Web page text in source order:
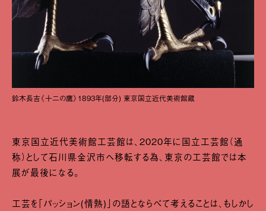
鈴木⻑吉《十二の鷹》1893年(部分) 東京国立近代美術館蔵
東京国立近代美術館工芸館は、2020年に国立工芸館（通
称）として石川県金沢市へ移転する為、東京の工芸館では本
展が最後になる。
工芸を「パッション(情熱)」の語とならべて考えることは、もしかし